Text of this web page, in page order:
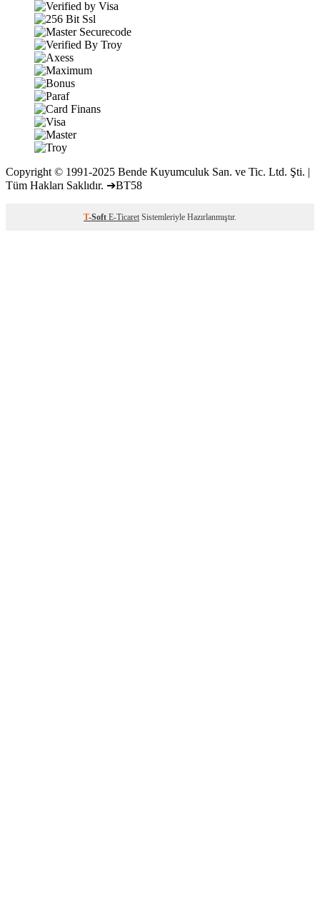
Copyright © 1991-2025 Bende Kuyumculuk San. ve Tic. Ltd. Şti. |
Tüm Hakları Saklıdır. ➔BT58
T-Soft E-Ticaret Sistemleriyle Hazırlanmıştır.